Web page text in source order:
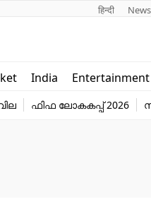
हिन्दी
India Entertainment
Education
ഫിഫ ലോകകപ്പ് 2026